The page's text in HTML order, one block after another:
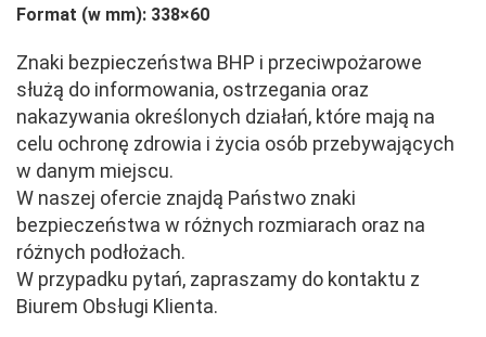
Format (w mm): 338×60
Znaki bezpieczeństwa BHP i przeciwpożarowe
służą do informowania, ostrzegania oraz
nakazywania określonych działań, które mają na
celu ochronę zdrowia i życia osób przebywających
w danym miejscu.
W naszej ofercie znajdą Państwo znaki
bezpieczeństwa w różnych rozmiarach oraz na
różnych podłożach.
W przypadku pytań, zapraszamy do kontaktu z
Biurem Obsługi Klienta.